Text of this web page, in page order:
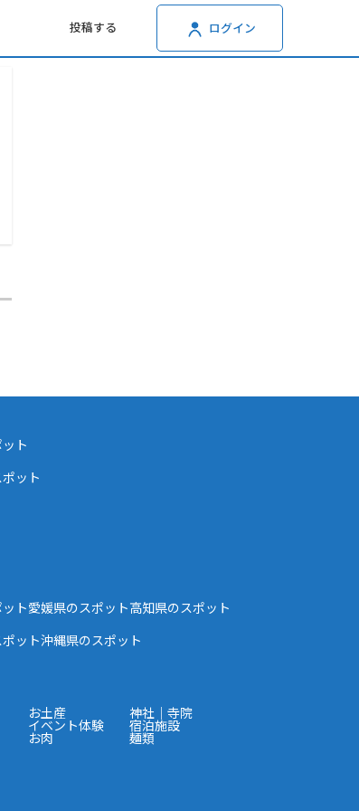
投稿する ログイン
ト
ット
ト愛媛県のスポット高知県のスポット
ット沖縄県のスポット
お土産 神社｜寺院
イベント体験 宿泊施設
お肉 麺類